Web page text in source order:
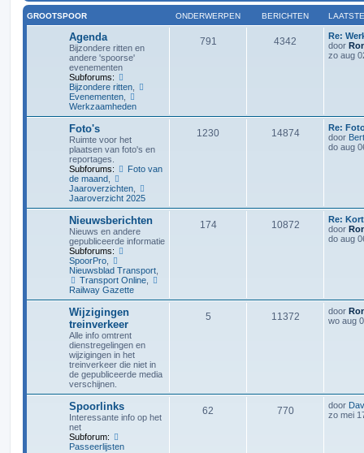
GROOTSPOOR ONDERWERPEN BERICHTEN
Agenda
Bijzondere ritten en
andere 'spoorse'
evenementen
Subforums:
Bijzondere ritten
Evenementen
Werkzaamheden
791 4342
Re:
door
zo aug
Foto's
Ruimte voor het
plaatsen van foto's en
reportages.
Subforums:
Foto van
de maand
Jaaroverzichten
Jaaroverzicht 2025
1230 14874
Re:
door
do aug
Nieuwsberichten
Nieuws en andere
gepubliceerde informatie
Subforums:
SpoorPro
Nieuwsblad Transport
Transport Online,
Railway Gazette
174 10872
Re:
door
do aug
Wijzigingen
treinverkeer
Alle info omtrent
dienstregelingen en
wijzigingen in het
treinverkeer die niet in
de gepubliceerde media
verschijnen.
5 11372 door
wo aug
Spoorlinks
Interessante info op het
net
Subforum:
Passeerlijsten
62 770 door
zo mei